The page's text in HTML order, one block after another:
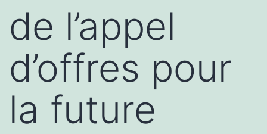
de l’appel
d’offres pour
la future